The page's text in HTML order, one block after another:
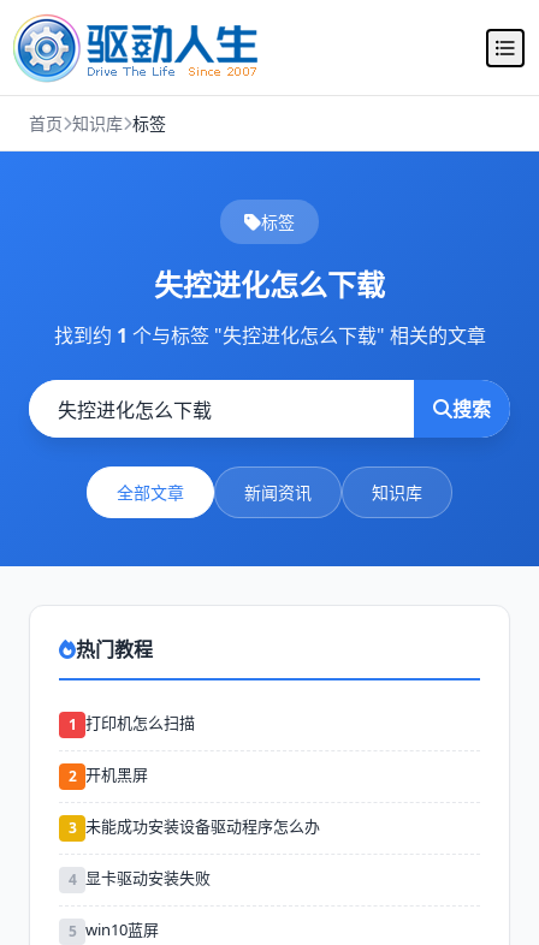
首页 知识库 标签
标签
失控进化怎么下载
找到约 1 个与标签 "失控进化怎么下载" 相关的文章
搜索
全部文章 新闻资讯 知识库
热门教程
1 打印机怎么扫描
2 开机黑屏
3 未能成功安装设备驱动程序怎么办
4 显卡驱动安装失败
5 win10蓝屏